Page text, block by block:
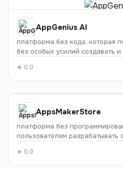
AppGenius AI
платформа без кода, которая
без особых усилий создавать и
★ 0.0
AppsMakerStore
платформа без
пользователям
★ 0.0